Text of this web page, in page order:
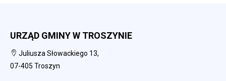
URZĄD GMINY W TROSZYNIE
Juliusza Słowackiego 13,
07-405 Troszyn